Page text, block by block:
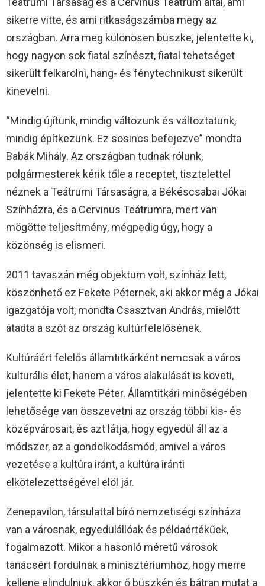
sikerre vitte, és ami ritkaságszámba megy az
országban. Arra meg különösen büszke, jelentette ki,
hogy nagyon sok fiatal színészt, fiatal tehetséget
sikerült felkarolni, hang- és fénytechnikust sikerült
kinevelni.
“Mindig újítunk, mindig változunk és változtatunk,
mindig építkezünk. Ez sosincs befejezve” mondta
Babák Mihály. Az országban tudnak rólunk,
polgármesterek kérik tőle a receptet, tisztelettel
néznek a Teátrumi Társaságra, a Békéscsabai Jókai
Színházra, és a Cervinus Teátrumra, mert van
mögötte teljesítmény, mégpedig úgy, hogy a
közönség is elismeri.
2011 tavaszán még objektum volt, színház lett,
köszönhető ez Fekete Péternek, aki akkor még a Jókai
igazgatója volt, mondta Csasztvan András, mielőtt
átadta a szót az ország kultúrfelelősének.
Kultúráért felelős államtitkárként nemcsak a város
kulturális élet, hanem a város alakulását is követi,
jelentette ki Fekete Péter. Államtitkári minőségében
lehetősége van összevetni az ország többi kis- és
középvárosait, és azt látja, hogy egyedül áll az a
módszer, az a gondolkodásmód, amivel a város
vezetése a kultúra iránt, a kultúra iránti
elkötelezettségével elöl jár.
Zenepavilon, társulattal bíró nemzetiségi színháza
van a városnak, egyedülállóak és példaértékűek,
fogalmazott. Mikor a hasonló méretű városok
tanácsért fordulnak a minisztériumhoz, hogy merre
kellene elindulniuk, akkor ő büszkén és bátran mutat a